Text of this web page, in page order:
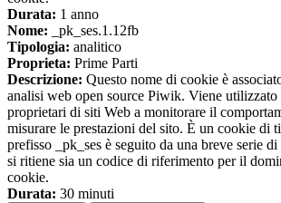
Durata: 1 anno
Nome: _pk_ses.1.12fb
Tipologia: analitico
Proprieta: Prime Parti
Descrizione: Questo nome di cookie è
analisi web open source Piwik. Viene utilizzato
proprietari di siti Web a monitorare il
misurare le prestazioni del sito. È un cookie di
prefisso _pk_ses è seguito da una breve serie
si ritiene sia un codice di riferimento per il
cookie.
Durata: 30 minuti